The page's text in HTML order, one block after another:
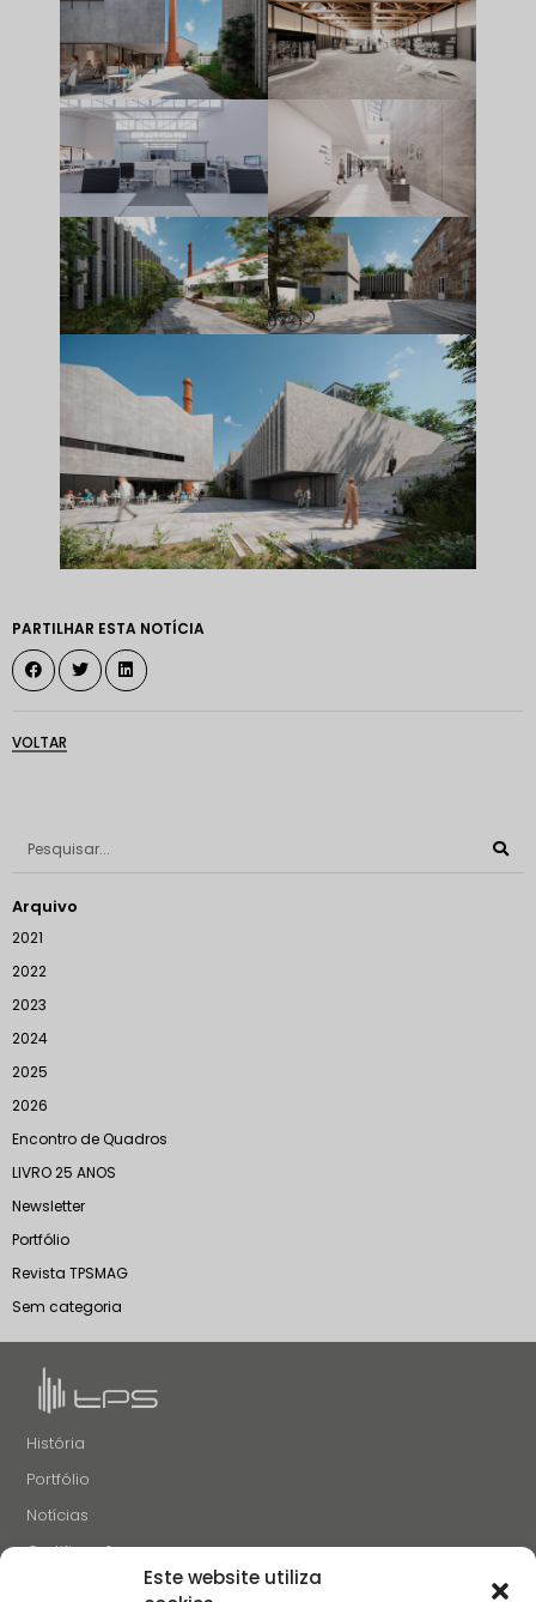
Este website utiliza
PARTILHAR ESTA NOTÍCIA
VOLTAR
Arquivo
2021
2022
2023
2024
2025
2026
Encontro de Quadros
LIVRO 25 ANOS
Newsletter
Portfólio
Revista TPSMAG
Sem categoria
História
Portfólio
Notícias
Certificações